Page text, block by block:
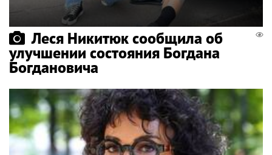
Леся Никитюк сообщила об
улучшении состояния Богдана
Богдановича